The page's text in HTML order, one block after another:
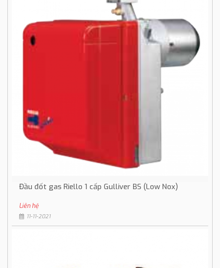
Đầu đốt gas Riello 1 cấp Gulliver BS (Low Nox)
Liên hệ
11-11-2021